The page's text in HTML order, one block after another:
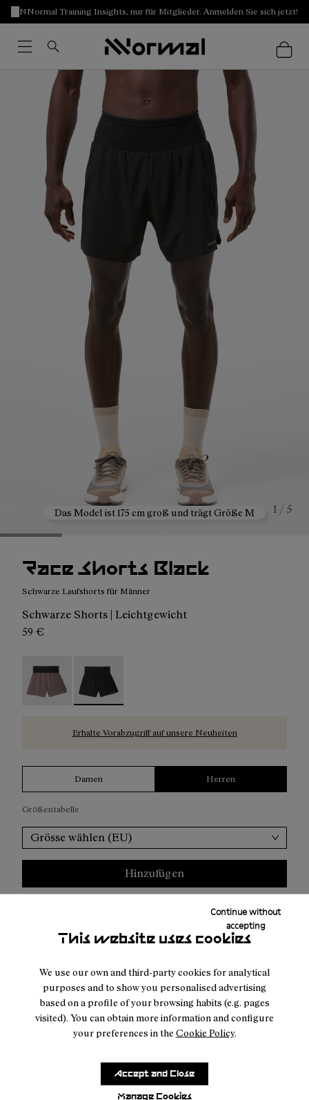
This website uses cookies
We use our own and third-party cookies for analytical
purposes and to show you personalised advertising
based on a profile of your browsing habits (e.g. pages
visited). You can obtain more information and configure
your preferences in the Cookie Policy.
Manage Cookies
Continue without
accepting
Accept and Close
NNormal Training Insights, nur für Mitglieder. Anmelden Sie sich jetzt!
Das Model ist 175 cm groß und trägt Größe M 1 / 5
Race Shorts Black
Schwarze Laufshorts für Männer
Schwarze Shorts | Leichtgewicht
59 €
Race Shorts Albergini - N1CMRS2-002
Race Shorts Black - N1CMRS2-001 -
Erhalte Vorabzugriff auf unsere Neuheiten
Damen Herren
Größentabelle
Grösse wählen (EU)
Hinzufügen
Kostenfreier Versand über 100€
Tagen.
Wir bieten jetzt auch die klimaneutrale Expresslieferung an.